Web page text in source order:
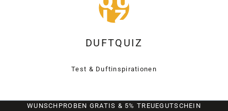
DUFTQUIZ
Test & Duftinspirationen
WUNSCHPROBEN GRATIS & 5% TREUEGUTSCHEIN